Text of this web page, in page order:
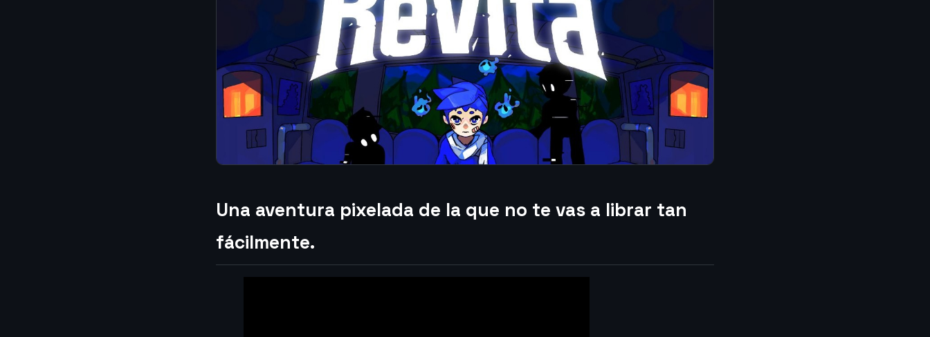
Una aventura pixelada de la que no te vas a librar tan
fácilmente.